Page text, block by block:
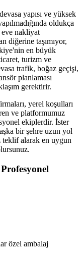
yapısı ve yüksek
oldukça
nakliyat
diğerine taşımıyor,
en büyük
turizm ve
trafik, boğaz geçişi,
planlaması
gerektirir.
yerel koşulları
ve platformumuz
ekiplerdir. İster
bir şehre uzun yol
teklif alarak en uygun
özel ambalaj